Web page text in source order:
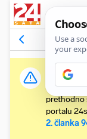
Komentari
Važna
Svaki
prethodno
portalu
2. članka